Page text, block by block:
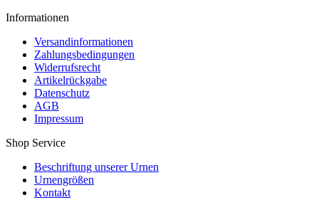
Informationen
Versandinformationen
Zahlungsbedingungen
Widerrufsrecht
Artikelrückgabe
Datenschutz
AGB
Impressum
Shop Service
Beschriftung unserer Urnen
Urnengrößen
Kontakt